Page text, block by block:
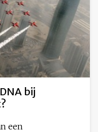
bij
een